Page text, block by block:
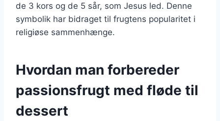
de 3 kors og de 5 sår, som Jesus led. Denne
symbolik har bidraget til frugtens popularitet i
religiøse sammenhænge.
Hvordan man forbereder
passionsfrugt med fløde til
dessert